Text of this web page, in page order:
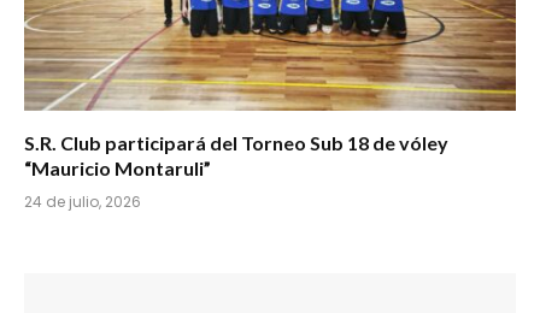
S.R. Club participará del Torneo Sub 18 de vóley
“Mauricio Montaruli”
24 de julio, 2026